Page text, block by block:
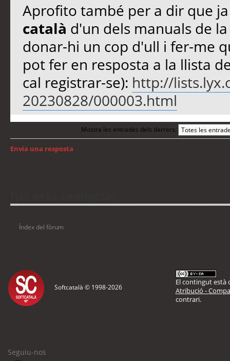
Aprofito també per a dir que
català d'un dels manuals de
donar-hi un cop d'ull i fer-me
pot fer en resposta a la llista
cal registrar-se): http://
20230828/000003.html
Mostra les entrades dels darrers:
Envia una resposta
Índex del fòrum
Softcatalà © 1998-2026
El contingut està
Atribució -
contrari.
Seguiu-nos